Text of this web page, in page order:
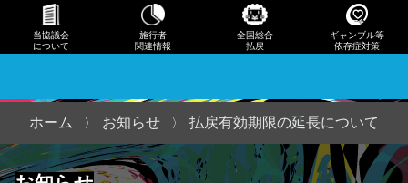
本
場・
当協
当協議会
について
施行者
関連情報
全国総合
払戻
ギャンブル等
依存症対策
ホーム お知らせ 払戻有効期限の延長について